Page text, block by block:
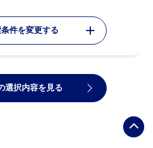
件を変更する
選択内容を見る